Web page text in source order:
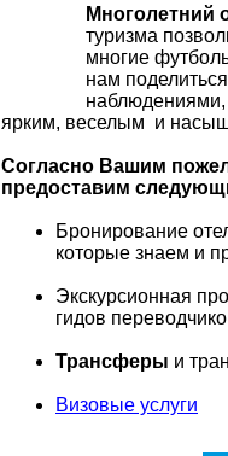
Многолетний
туризма
многие
нам
ярким, веселым и
Согласно Вашим
предоставим
Бронирование
которые знаем и
Экскурсионная
гидов
Трансферы и
Визовые услуги